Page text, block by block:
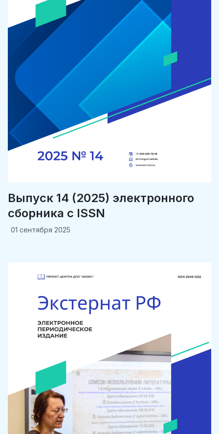
Выпуск 14 (2025) электронного
сборника c ISSN
01 сентября 2025